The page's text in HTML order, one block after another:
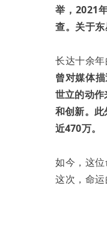
举，2021
查。关于东
长达十余
曾对媒体
世立的动
和创新。
近470万。
如今，这
这次，命